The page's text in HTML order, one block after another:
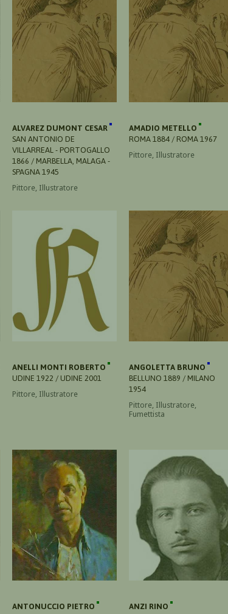
ALVAREZ DUMONT CESAR
SAN ANTONIO DE
VILLARREAL - PORTOGALLO
1866 / MARBELLA, MALAGA -
SPAGNA 1945
Pittore, Illustratore
AMADIO METELLO
ROMA 1884 / ROMA 1967
Pittore, Illustratore
ANELLI MONTI ROBERTO
UDINE 1922 / UDINE 2001
Pittore, Illustratore
ANGOLETTA BRUNO
BELLUNO 1889 / MILANO
1954
Pittore, Illustratore,
Fumettista
ANTONUCCIO PIETRO
ANZI RINO